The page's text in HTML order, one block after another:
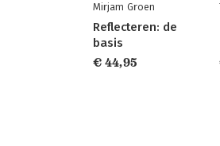
Mirjam Groen
Reflecteren: de
basis
€ 44,95